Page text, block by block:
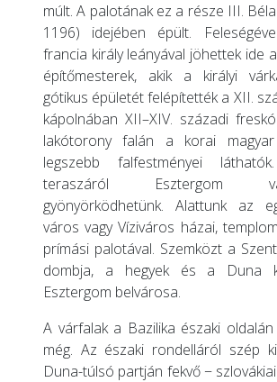
múlt. A palotának ez a része III.
1196) idejében épült.
francia király leányával jöhettek ide
építőmesterek, akik a királyi
gótikus épületét felépítették a XII.
kápolnában XII–XIV. századi
lakótorony falán a korai magyar
legszebb falfestményei
teraszáról Esztergom
gyönyörködhetünk. Alattunk az
város vagy Víziváros házai,
prímási palotával. Szemközt a
dombja, a hegyek és a Duna
Esztergom belvárosa.
A várfalak a Bazilika északi
még. Az északi rondelláról szép
Duna-túlsó partján fekvő −